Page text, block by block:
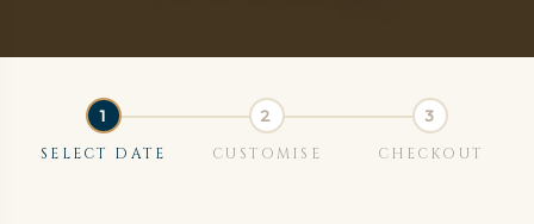
SELECT DATE CUSTOMISE CHECKOUT